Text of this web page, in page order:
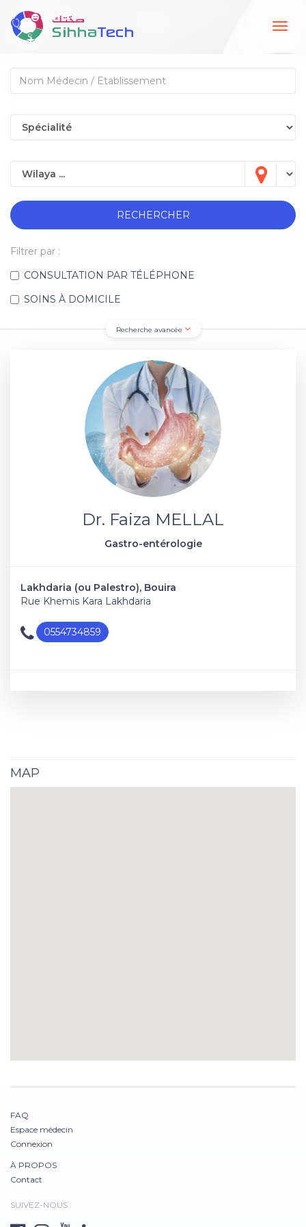
RECHERCHER
Filtrer par :
CONSULTATION PAR TÉLÉPHONE
SOINS À DOMICILE
Recherche avancée
Dr. Faiza MELLAL
Gastro-entérologie
Lakhdaria (ou Palestro), Bouira
Rue Khemis Kara Lakhdaria
0554734859
MAP
FAQ
Espace médecin
Connexion
À PROPOS
Contact
SUIVEZ-NOUS :